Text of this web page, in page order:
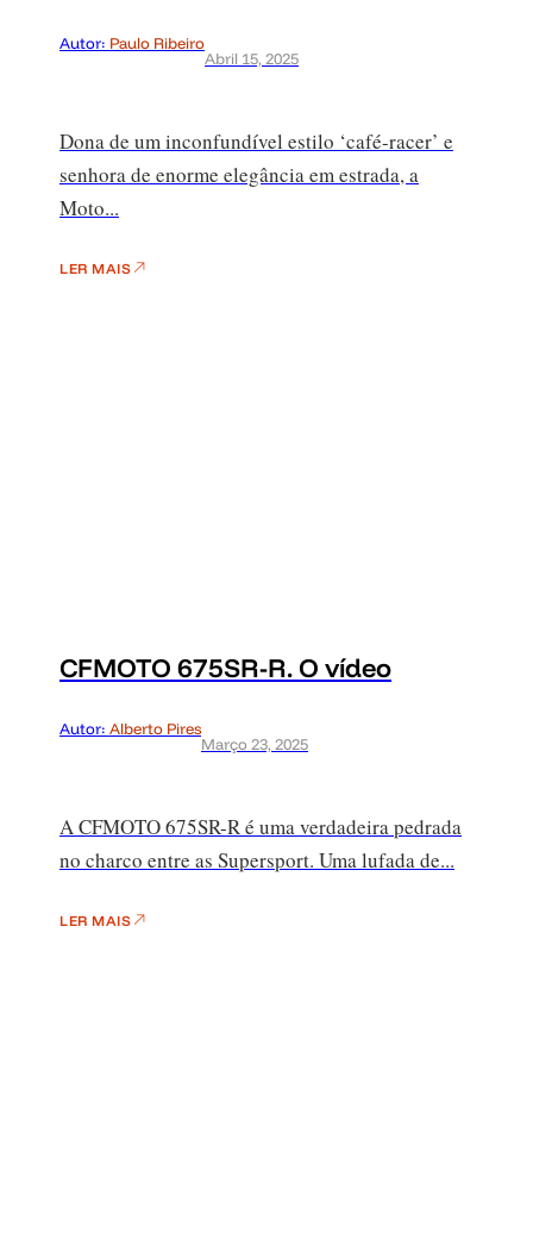
Autor: Paulo Ribeiro
Abril 15, 2025
Dona de um inconfundível estilo ‘café-racer’ e
senhora de enorme elegância em estrada, a
Moto...
LER MAIS
CFMOTO 675SR-R. O vídeo
Autor: Alberto Pires
Março 23, 2025
A CFMOTO 675SR-R é uma verdadeira pedrada
no charco entre as Supersport. Uma lufada de...
LER MAIS